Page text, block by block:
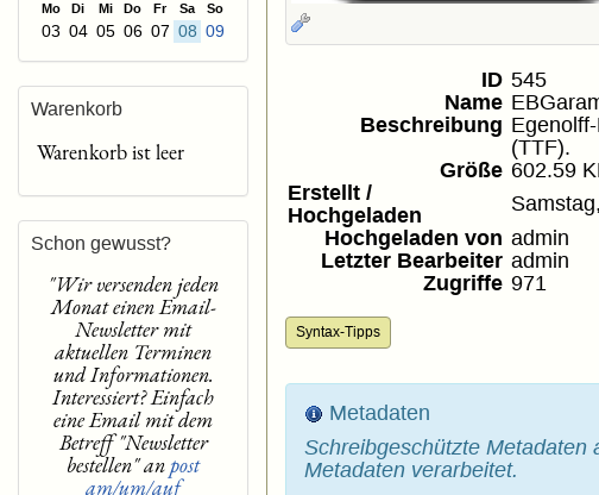
ID 545
Name
Beschreibung
(TTF).
Größe 602.59
Erstellt /
Hochgeladen
Hochgeladen von admin
Letzter Bearbeiter admin
Zugriffe 971
Syntax-Tipps
Metadaten
Schreibgeschützte Metadaten
Metadaten verarbeitet.
Mo Di Mi Do Fr Sa So
03 04 05 06 07 08 09
Warenkorb
Warenkorb ist leer
Schon gewusst?
"Wir versenden jeden
Monat einen Email-
Newsletter mit
aktuellen Terminen
und Informationen.
Interessiert? Einfach
eine Email mit dem
Betreff "Newsletter
bestellen" anpost
am/um/auf